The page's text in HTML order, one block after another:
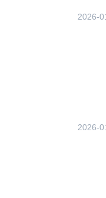
2026-
2026-